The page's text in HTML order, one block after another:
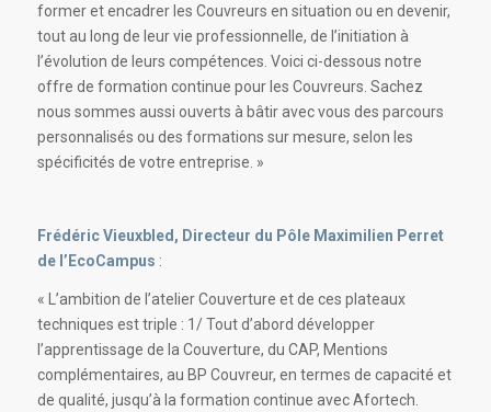
former et encadrer les Couvreurs en situation ou en devenir,
tout au long de leur vie professionnelle, de l’initiation à
l’évolution de leurs compétences. Voici ci-dessous notre
offre de formation continue pour les Couvreurs. Sachez
nous sommes aussi ouverts à bâtir avec vous des parcours
personnalisés ou des formations sur mesure, selon les
spécificités de votre entreprise. »
Frédéric Vieuxbled, Directeur du Pôle Maximilien Perret
de l’EcoCampus :
« L’ambition de l’atelier Couverture et de ces plateaux
techniques est triple : 1/ Tout d’abord développer
l’apprentissage de la Couverture, du CAP, Mentions
complémentaires, au BP Couvreur, en termes de capacité et
de qualité, jusqu’à la formation continue avec Afortech.